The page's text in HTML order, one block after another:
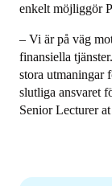
enkelt möjliggör
– Vi är på väg
finansiella
stora utmaningar
slutliga ansvaret
Senior Lecturer